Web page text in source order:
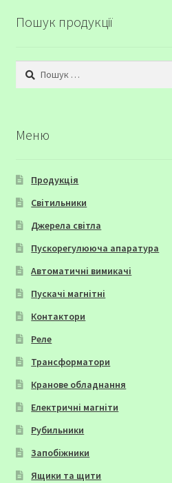
Пошук продукції
Пошук:
Меню
Продукція
Світильники
Джерела світла
Пускорегулююча апаратура
Автоматичні вимикачі
Пускачі магнітні
Контактори
Реле
Трансформатори
Кранове обладнання
Електричні магніти
Рубильники
Запобіжники
Ящики та щити